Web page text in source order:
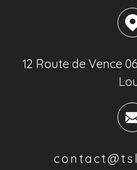
12 Route de Vence